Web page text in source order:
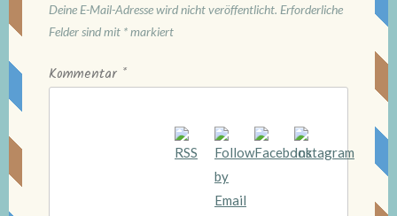
Deine E-Mail-Adresse wird nicht veröffentlicht. Erforderliche
Felder sind mit *markiert
Kommentar *